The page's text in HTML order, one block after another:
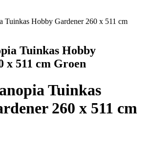
Tuinkas Hobby Gardener 260 x 511 cm
Tuinkas Hobby
x 511 cm Groen
Tuinkas
260 x 511 cm